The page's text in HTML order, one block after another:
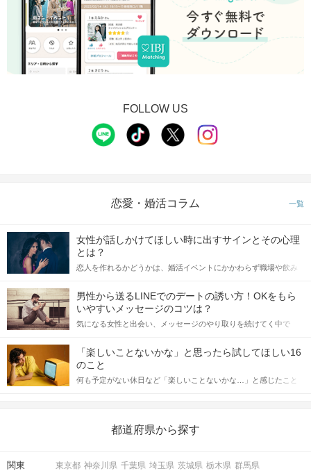
FOLLOW US
恋愛・婚活コラム 一覧
女性が話しかけてほしい時に出すサインとその心理
とは？
恋人を作れるかどうかは、婚活イベントにかかわらず職場や飲み
てアプローチできるかにも左右されます。 これから恋人作りを本
格的に始めようとしている方は、女性が異性を求めて出すサイン
をしっかりと理解し、正しい行動に移せるかどうかが重要。 この
記事では、女性が話しかけて欲しい時に出すサインとその心理を
合にどのような行動に繋げるべきかをご紹介していきます。
男性から送るLINEでのデートの誘い方！OKをもら
いやすいメッセージのコツは？
気になる女性と出会い、メッセージのやり取りを続けてく中で
しかし、中には「どう誘ったらいいの？」とお困りの男性もいら
っしゃるのではないでしょうか。 そこで今回は、男性から女性へ
送るLINEでのデートの誘い方のコツをご紹介します。例文も混じ
えながら解説するので、ぜひ参考にしてください。
「楽しいことないかな」と思ったら試してほしい16
のこと
何も予定がない休日など「楽しいことないかな…」と感じたこと
の楽しいことアイデアを集めました♪ いままさに楽しいことを探し
都道府県から探す
関東 東京都 神奈川県 千葉県 埼玉県 茨城県 栃木県 群馬県